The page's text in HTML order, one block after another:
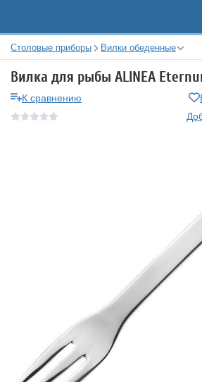
Столовые приборы Вилки обеденные
Вилка для рыбы ALINEA
К сравнению